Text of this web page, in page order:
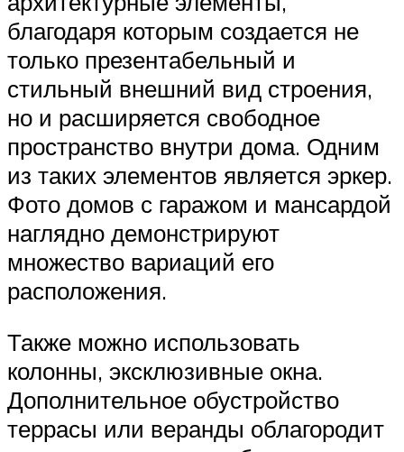
благодаря которым создается не
только презентабельный и
стильный внешний вид строения,
но и расширяется свободное
пространство внутри дома. Одним
из таких элементов является эркер.
Фото домов с гаражом и мансардой
наглядно демонстрируют
множество вариаций его
расположения.
Также можно использовать
колонны, эксклюзивные окна.
Дополнительное обустройство
террасы или веранды облагородит